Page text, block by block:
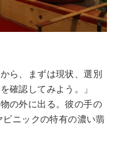
ら、まずは現状、選別
確認してみよう。」
の外に出る。彼の手の
ニックの特有の濃い翡